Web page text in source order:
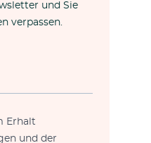
und Sie
verpassen.
Erhalt
und der